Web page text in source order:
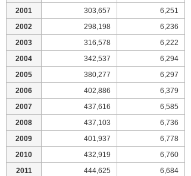
2001
303,657
6,251
2002
298,198
6,236
2003
316,578
6,222
2004
342,537
6,294
2005
380,277
6,297
2006
402,886
6,379
2007
437,616
6,585
2008
437,103
6,736
2009
401,937
6,778
2010
432,919
6,760
2011
444,625 6,684